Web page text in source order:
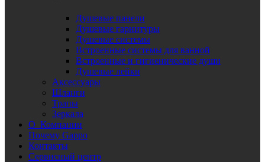
Душевые панели
Душевые гарнитуры
Душевые системы
Встроенные системы для ванной
Встроенные и гигиенические души
Душевые лейки
Аксессуары
Шланги
Трапы
Зеркала
О Компании
Почему Gappo
Контакты
Сервисный центр